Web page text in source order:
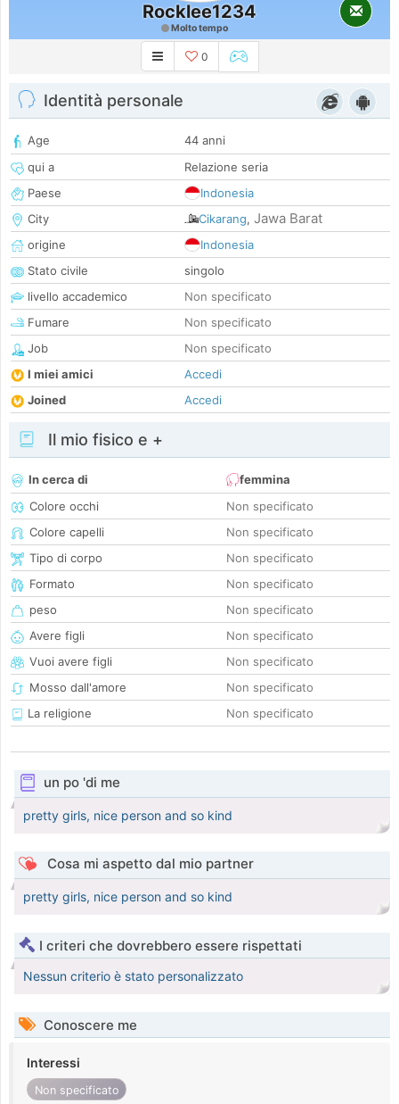
Rocklee1234
Molto tempo
0
Identità personale
Age
44 anni
qui a
Relazione seria
Paese
Indonesia
City
Cikarang, Jawa Barat
origine
Indonesia
Stato civile
singolo
livello accademico
Non specificato
Fumare
Non specificato
Job
Non specificato
I miei amici
Accedi
Joined
Accedi
Il mio fisico e +
In cerca di
femmina
Colore occhi
Non specificato
Colore capelli
Non specificato
Tipo di corpo
Non specificato
Formato
Non specificato
peso
Non specificato
Avere figli
Non specificato
Vuoi avere figli
Non specificato
Mosso dall'amore
Non specificato
La religione
Non specificato
un po 'di me
pretty girls, nice person and so kind
Cosa mi aspetto dal mio partner
pretty girls, nice person and so kind
I criteri che dovrebbero essere rispettati
Nessun criterio è stato personalizzato
Conoscere me
Interessi
Non specificato